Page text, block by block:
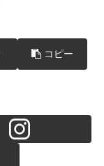
コピー